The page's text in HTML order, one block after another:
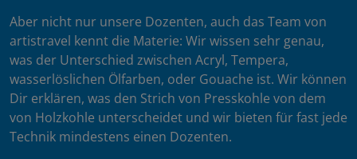
Aber nicht nur unsere Dozenten, auch das Team von
artistravel kennt die Materie: Wir wissen sehr genau,
was der Unterschied zwischen Acryl, Tempera,
wasserlöslichen Ölfarben, oder Gouache ist. Wir können
Dir erklären, was den Strich von Presskohle von dem
von Holzkohle unterscheidet und wir bieten für fast jede
Technik mindestens einen Dozenten.